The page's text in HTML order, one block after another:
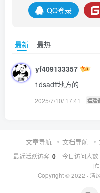
QQ登录
最新 最热
yf409133357
1dsadff地方的
2025/7/10/ 17:41 福建
文章导航 文档导航
最近活跃访客 0 今日访问人数
Copyright © 2022 · 清